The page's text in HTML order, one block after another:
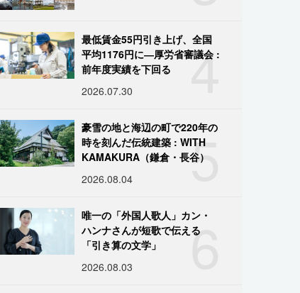
4
最低賃金55円引き上げ、全国
平均1176円に―厚労省審議会 :
前年度実績を下回る
2026.07.30
5
豪雪の地と海辺の町で220年の
時を刻んだ伝統建築 : WITH
KAMAKURA（鎌倉・長谷）
2026.08.04
6
唯一の「外国人歌人」カン・
ハンナさんが短歌で伝える
「引き算の文学」
2026.08.03